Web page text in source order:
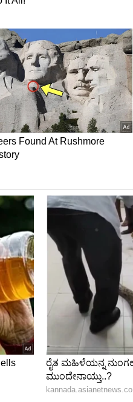
ಟಾಯ್ಲೆಟ್ ಕ್ಲೀನ್
ಪೋಷಕರು ಬಿಗಿಪಟ್ಟು. ಶಾಲೆ